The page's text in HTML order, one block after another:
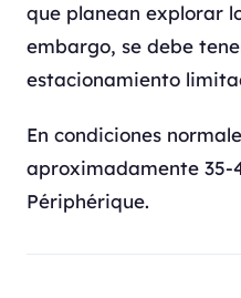
que planean explorar
embargo, se debe
estacionamiento
En condiciones
aproximadamente 35-
Périphérique.